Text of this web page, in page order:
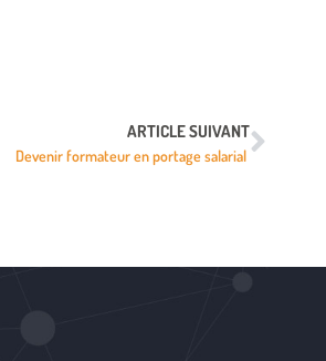
ARTICLE SUIVANT
Devenir formateur en portage salarial